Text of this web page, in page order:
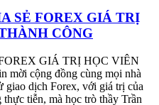
SẺ FOREX GIÁ TRỊ
CÔNG
GIÁ TRỊ HỌC VIÊN
cộng đồng cùng mọi nhà
giao dịch Forex, với giá trị của
tiễn, mà học trò thầy Trần